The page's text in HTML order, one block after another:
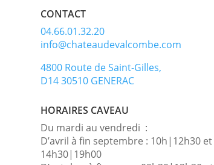
CONTACT
04.66.01.32.20
info@chateaudevalcombe.com
4800 Route de Saint-Gilles,
D14 30510 GENERAC
HORAIRES CAVEAU
Du mardi au vendredi :
D’avril à fin septembre : 10h|12h30 et
14h30|19h00